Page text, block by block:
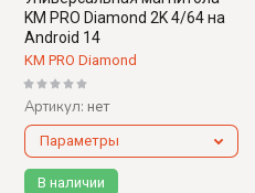
KM PRO Diamond 2K 4/64 на
Android 14
KM PRO Diamond
Артикул: нет
Параметры
В наличии